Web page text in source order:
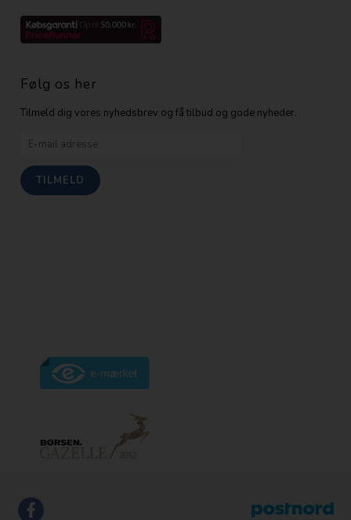
Følg os her
Tilmeld dig vores nyhedsbrev og få tilbud og gode nyheder.